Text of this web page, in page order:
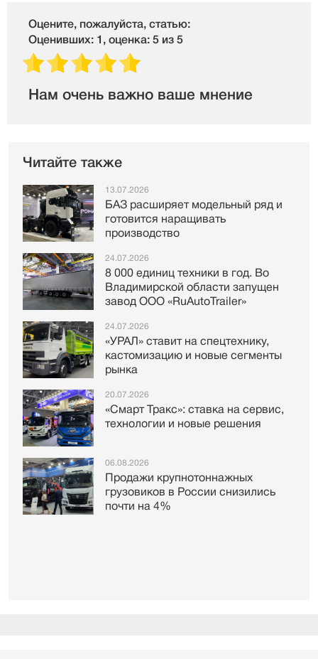
Оцените, пожалуйста, статью:
Оценивших: 1, оценка: 5 из 5
Нам очень важно ваше мнение
Читайте также
13.07.2026
БАЗ расширяет модельный ряд и
готовится наращивать
производство
24.07.2026
8 000 единиц техники в год. Во
Владимирской области запущен
завод ООО «RuAutoTrailer»
24.07.2026
«УРАЛ» ставит на спецтехнику,
кастомизацию и новые сегменты
рынка
20.07.2026
«Смарт Тракс»: ставка на сервис,
технологии и новые решения
06.08.2026
Продажи крупнотоннажных
грузовиков в России снизились
почти на 4%